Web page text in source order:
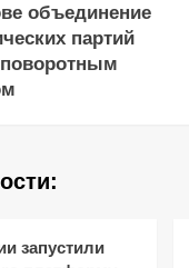
объединение
партий
запустили